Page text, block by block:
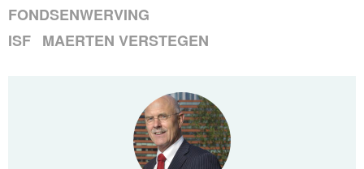
FONDSENWERVING
ISF MAERTEN VERSTEGEN